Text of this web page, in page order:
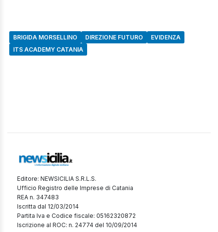
BRIGIDA MORSELLINO DIREZIONE FUTURO
EVIDENZA
ITS ACADEMY CATANIA
Editore: NEWSICILIA S.R.L.S.
Ufficio Registro delle Imprese di Catania
REA n. 347483
Iscritta dal 12/03/2014
Partita Iva e Codice fiscale: 05162320872
Iscrizione al ROC: n. 24774 del 10/09/2014